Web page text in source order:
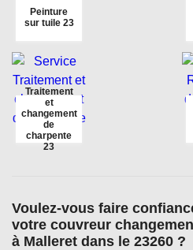
Peinture
sur tuile 23
Traitement
et
changement
de
charpente
23
Voulez-vous faire
votre couvreur
à Malleret dans le 23260 ?